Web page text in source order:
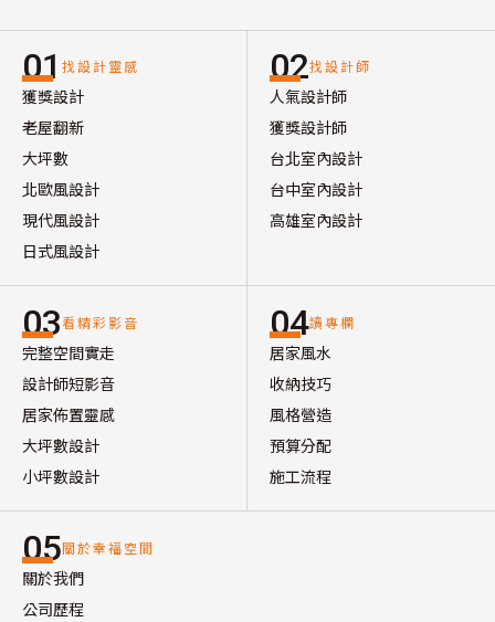
01 找設計靈感
獲獎設計
老屋翻新
大坪數
北歐風設計
現代風設計
日式風設計
02找設計師
人氣設計師
獲獎設計師
台北室內設計
台中室內設計
高雄室內設計
03看精彩影音
完整空間實走
設計師短影音
居家佈置靈感
大坪數設計
小坪數設計
04讀專欄
居家風水
收納技巧
風格營造
預算分配
施工流程
05關於幸福空間
關於我們
公司歷程